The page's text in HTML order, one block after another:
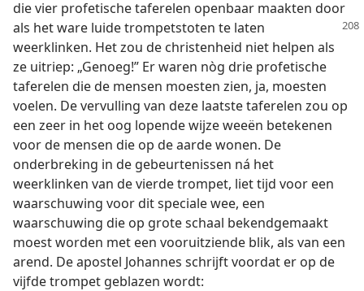
die vier profetische taferelen openbaar maakten door
als het ware luide trompetstoten te laten
weerklinken. Het zou de christenheid niet helpen als
ze uitriep: „Genoeg!” Er waren nòg drie profetische
taferelen die de mensen moesten zien, ja, moesten
voelen. De vervulling van deze laatste taferelen zou op
een zeer in het oog lopende wijze weeën betekenen
voor de mensen die op de aarde wonen. De
onderbreking in de gebeurtenissen ná het
weerklinken van de vierde trompet, liet tijd voor een
waarschuwing voor dit speciale wee, een
waarschuwing die op grote schaal bekendgemaakt
moest worden met een vooruitziende blik, als van een
arend. De apostel Johannes schrijft voordat er op de
vijfde trompet geblazen wordt: